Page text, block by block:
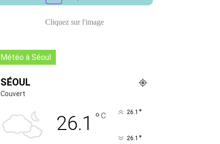
Cliquez sur l'image
Météo à Séoul
SÉOUL
Couvert
26.1 ° C 26.1 °
26.1 °